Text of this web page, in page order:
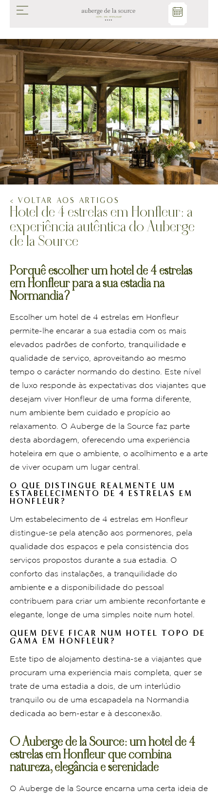
< VOLTAR AOS ARTIGOS
Hotel de 4 estrelas em Honfleur: a
experiência autêntica do Auberge
de la Source
Porquê escolher um hotel de 4 estrelas
em Honfleur para a sua estadia na
Normandia?
Escolher um hotel de 4 estrelas em Honfleur
permite-lhe encarar a sua estadia com os mais
elevados padrões de conforto, tranquilidade e
qualidade de serviço, aproveitando ao mesmo
tempo o carácter normando do destino. Este nível
de luxo responde às expectativas dos viajantes que
desejam viver Honfleur de uma forma diferente,
num ambiente bem cuidado e propício ao
relaxamento. O Auberge de la Source faz parte
desta abordagem, oferecendo uma experiência
hoteleira em que o ambiente, o acolhimento e a arte
de viver ocupam um lugar central.
O QUE DISTINGUE REALMENTE UM
ESTABELECIMENTO DE 4 ESTRELAS EM
HONFLEUR?
Um estabelecimento de 4 estrelas em Honfleur
distingue-se pela atenção aos pormenores, pela
qualidade dos espaços e pela consistência dos
serviços propostos durante a sua estadia. O
conforto das instalações, a tranquilidade do
ambiente e a disponibilidade do pessoal
contribuem para criar um ambiente reconfortante e
elegante, longe de uma simples noite num hotel.
QUEM DEVE FICAR NUM HOTEL TOPO DE
GAMA EM HONFLEUR?
Este tipo de alojamento destina-se a viajantes que
procuram uma experiência mais completa, quer se
trate de uma estadia a dois, de um interlúdio
tranquilo ou de uma escapadela na Normandia
dedicada ao bem-estar e à desconexão.
O Auberge de la Source: um hotel de 4
estrelas em Honfleur que combina
natureza, elegância e serenidade
O Auberge de la Source encarna uma certa ideia de